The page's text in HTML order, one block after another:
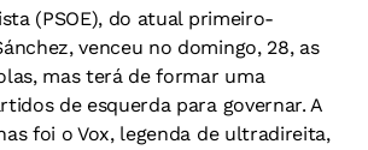
(PSOE), do atual primeiro-
venceu no domingo, 28, as
mas terá de formar uma
de esquerda para governar. A
foi o Vox, legenda de ultradireita,